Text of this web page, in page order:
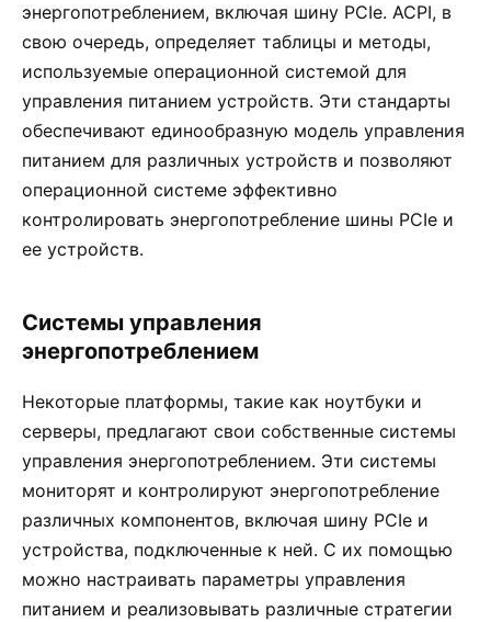
энергопотреблением, включая шину PCIe. ACPI, в
свою очередь, определяет таблицы и методы,
используемые операционной системой для
управления питанием устройств. Эти стандарты
обеспечивают единообразную модель управления
питанием для различных устройств и позволяют
операционной системе эффективно
контролировать энергопотребление шины PCIe и
ее устройств.
Системы управления
энергопотреблением
Некоторые платформы, такие как ноутбуки и
серверы, предлагают свои собственные системы
управления энергопотреблением. Эти системы
мониторят и контролируют энергопотребление
различных компонентов, включая шину PCIe и
устройства, подключенные к ней. С их помощью
можно настраивать параметры управления
питанием и реализовывать различные стратегии